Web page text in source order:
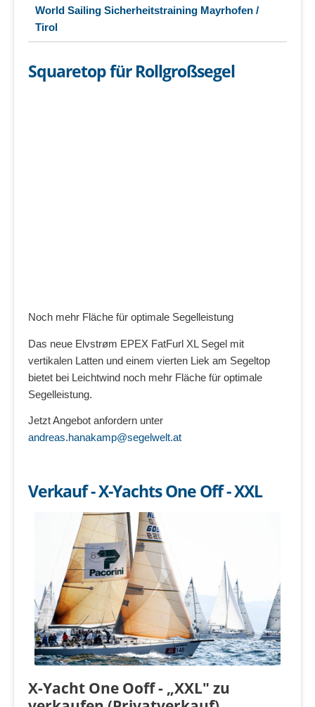
World Sailing Sicherheitstraining Mayrhofen /
Tirol
Squaretop für Rollgroßsegel
Noch mehr Fläche für optimale Segelleistung
Das neue Elvstrøm EPEX FatFurl XL Segel mit
vertikalen Latten und einem vierten Liek am Segeltop
bietet bei Leichtwind noch mehr Fläche für optimale
Segelleistung.
Jetzt Angebot anfordern unter
andreas.hanakamp@segelwelt.at
Verkauf - X-Yachts One Off - XXL
X-Yacht One Ooff - „XXL" zu